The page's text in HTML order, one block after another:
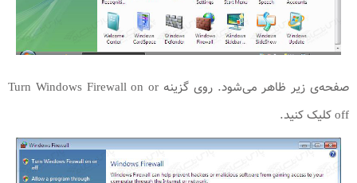
صفحه‌ی زیر ظاهر می‌شود. روی گزینه Turn Windows Firewall on or
off کلیک کنید.